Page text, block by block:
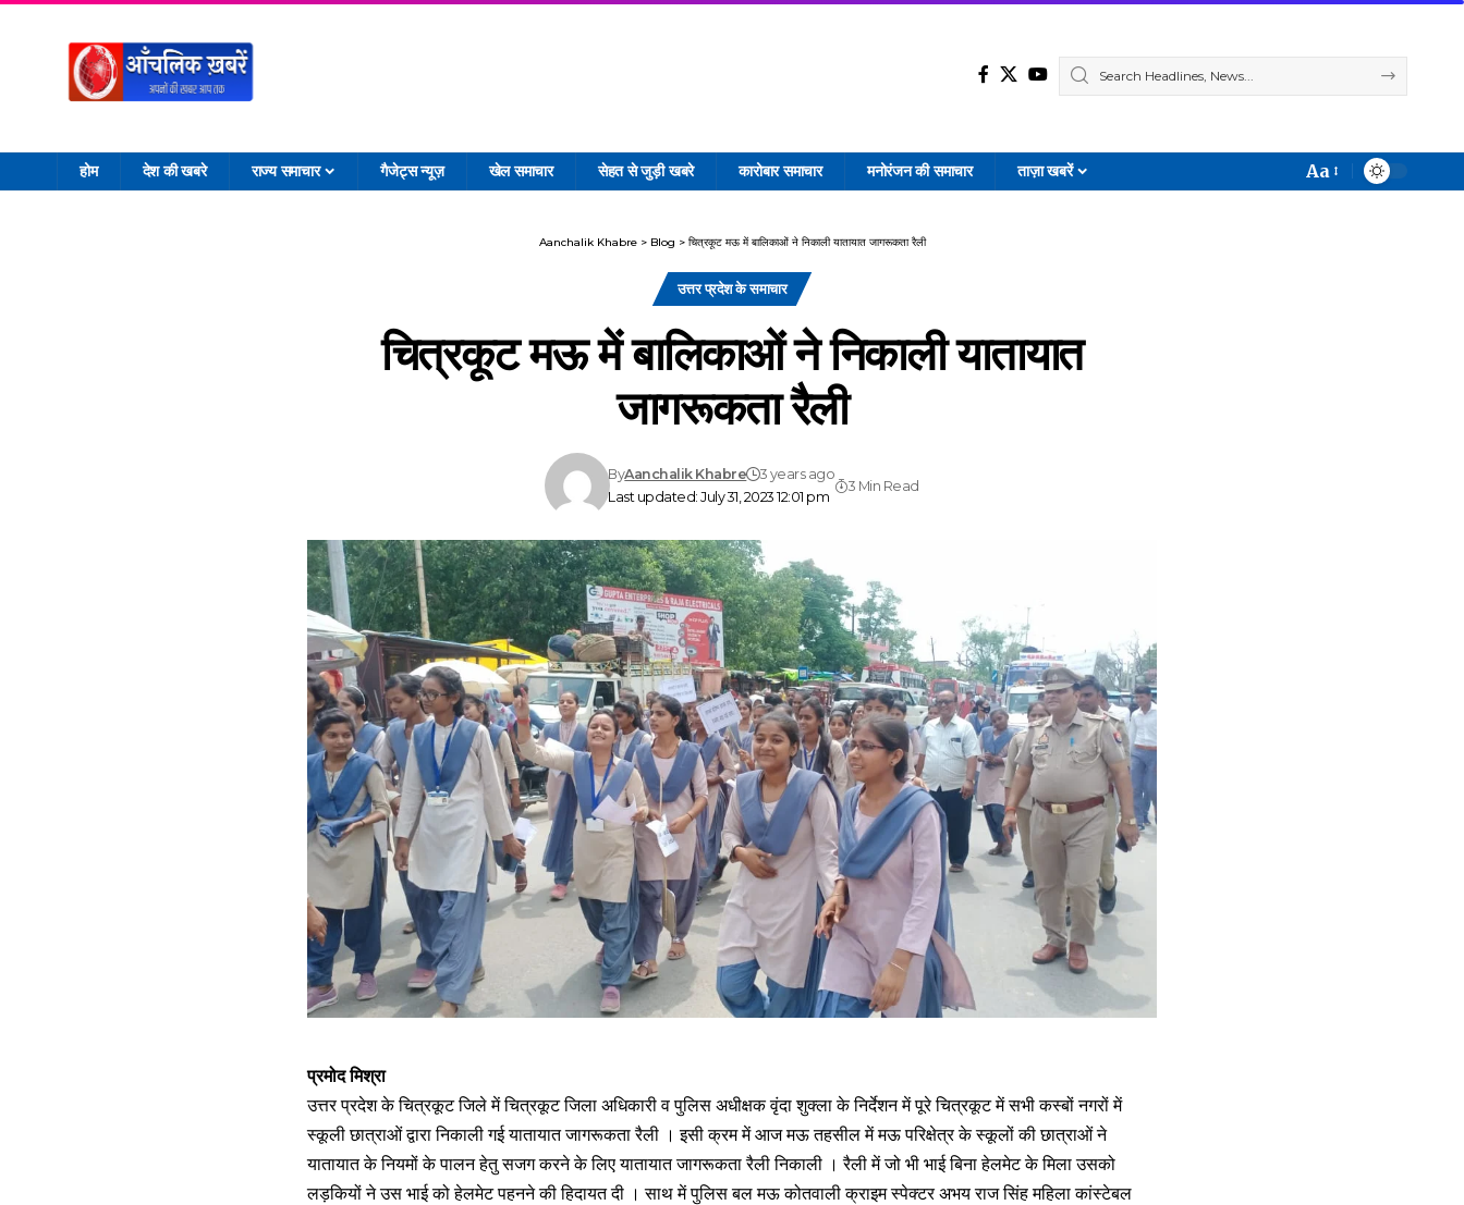
होम देश की खबरे राज्य समाचार गैजेट्स न्यूज़ खेल समाचार सेहत से जुड़ी खबरे कारोबार समाचार मनोरंजन की समाचार ताज़ा खबरें
Font
Aa
Aanchalik Khabre> Blog > चित्रकूट मऊ में बालिकाओं ने निकाली यातायात जागरूकता रैली
उत्तर प्रदेश के समाचार
चित्रकूट मऊ में बालिकाओं ने निकाली यातायात
जागरूकता रैली
Last updated: July 31, 2023 12:01 pm
ByAanchalik Khabre 3 years ago
3 Min Read
प्रमोद मिश्रा
उत्तर प्रदेश के चित्रकूट जिले में चित्रकूट जिला अधिकारी व पुलिस अधीक्षक वृंदा शुक्ला के निर्देशन में पूरे चित्रकूट में सभी कस्बों नगरों में
स्कूली छात्राओं द्वारा निकाली गई यातायात जागरूकता रैली । इसी क्रम में आज मऊ तहसील में मऊ परिक्षेत्र के स्कूलों की छात्राओं ने
यातायात के नियमों के पालन हेतु सजग करने के लिए यातायात जागरूकता रैली निकाली । रैली में जो भी भाई बिना हेलमेट के मिला उसको
लड़कियों ने उस भाई को हेलमेट पहनने की हिदायत दी । साथ में पुलिस बल मऊ कोतवाली क्राइम स्पेक्टर अभय राज सिंह महिला कांस्टेबल